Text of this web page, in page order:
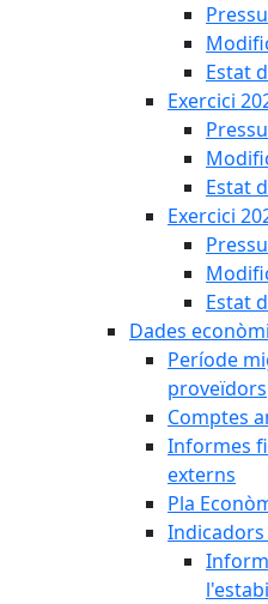
Estat
Exercici
Estat
Exercici
Estat
Dades
Període
proveïdors
Comptes
Informes
externs
Pla